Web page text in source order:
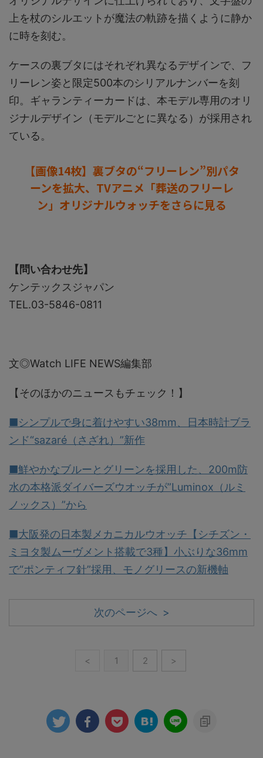
上を杖のシルエットが魔法の軌跡を描くように静か
に時を刻む。
ケースの裏ブタにはそれぞれ異なるデザインで、フ
リーレン姿と限定500本のシリアルナンバーを刻
印。ギャランティーカードは、本モデル専用のオリ
ジナルデザイン（モデルごとに異なる）が採用され
ている。
【画像14枚】裏ブタの“フリーレン”別パタ
ーンを拡大、TVアニメ「葬送のフリーレ
ン」オリジナルウォッチをさらに見る
【問い合わせ先】
ケンテックスジャパン
TEL.03-5846-0811
文◎Watch LIFE NEWS編集部
【そのほかのニュースもチェック！】
■シンプルで身に着けやすい38mm、日本時計ブラ
ンド“sazaré（さざれ）”新作
■鮮やかなブルーとグリーンを採用した、200m防
水の本格派ダイバーズウオッチが”Luminox（ルミ
ノックス）”から
■大阪発の日本製メカニカルウオッチ【シチズン・
ミヨタ製ムーヴメント搭載で3種】小ぶりな36mm
で“ポンティフ針”採用、モノグリースの新機軸
次のページへ >
< 1 2 >